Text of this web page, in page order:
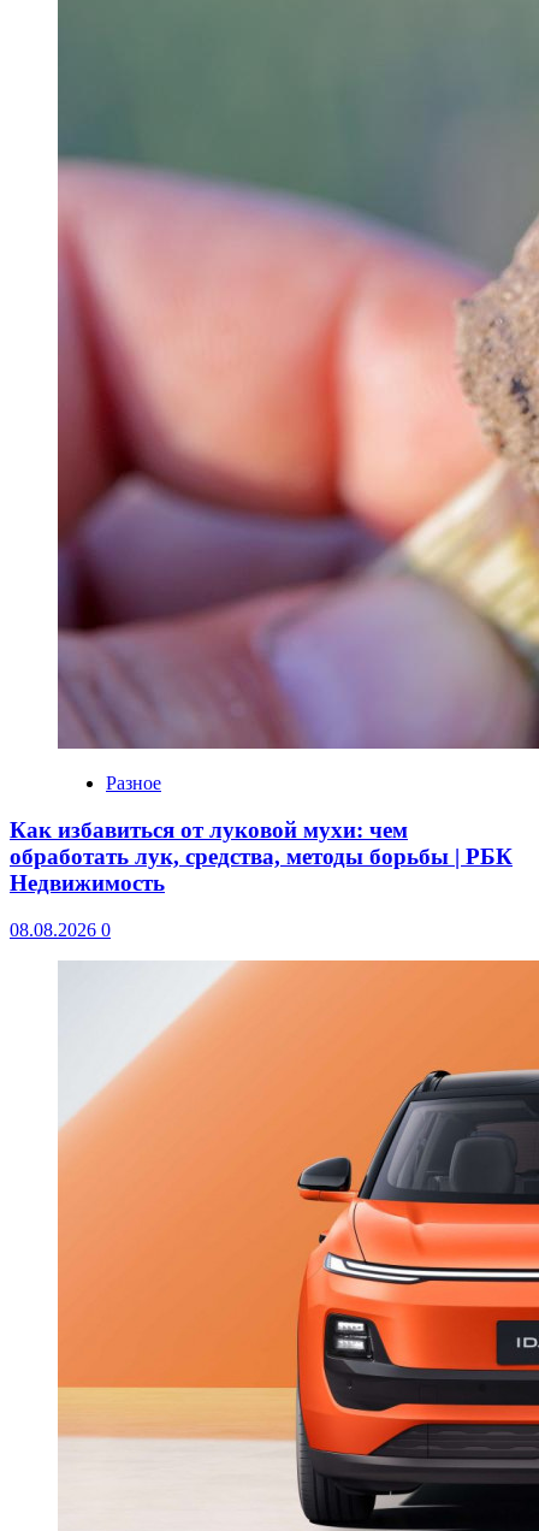
Разное
Как избавиться от луковой мухи: чем
обработать лук, средства, методы борьбы | РБК
Недвижимость
08.08.2026 0